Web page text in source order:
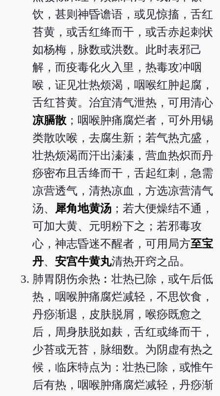
饮，甚则神昏谵语，或见惊搐，舌红
苔黄，或舌红绛而干，或舌赤起刺状
如杨梅，脉数或洪数。此时表邪己
解，而疫毒化火入里，热毒攻冲咽
喉，证见壮热烦渴，咽喉红肿起腐，
舌红苔黄。治宜清气泄热，可用清心
凉膈散 ；咽喉肿痛腐烂者，可外用锡
类散吹喉，去腐生新；若气热亢盛，
壮热烦渴而汗出溱溱，营血热炽而丹
痧密布且舌绛而干，舌起红刺，急需
凉营透气，清热凉血，方选凉营清气
汤、 犀角地黄汤 ；若大便燥结不通，
可加大黄、元明粉下之；若邪毒攻
心，神志昏迷不醒者，可用局方至宝
丹、安宫牛黄丸清热开窍之品。
肺胃阴伤余热︰壮热已除，或午后低
热，咽喉肿痛腐烂减轻，不思饮食，
丹痧渐退，皮肤脱屑，喉痧既愈之
后，周身肤脱如麸，舌红或绛而干，
少苔或无苔，脉细数。为阴虚有热之
候，临床特点为：壮热已除，或惟午
后有热，咽喉肿痛腐烂减轻，丹痧渐